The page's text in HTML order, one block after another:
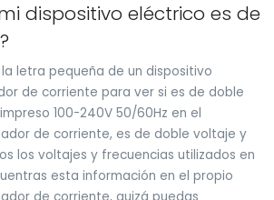
dispositivo eléctrico es de
letra pequeña de un dispositivo
de corriente para ver si es de doble
100-240V 50/60Hz en el
de corriente, es de doble voltaje y
los voltajes y frecuencias utilizados en
esta información en el propio